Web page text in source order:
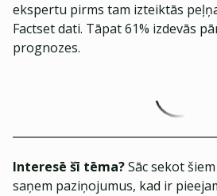
ekspertu pirms tam izteiktās
Factset dati. Tāpat 61% izdevās
prognozes.
Interesē šī tēma?Sāc sekot
saņem paziņojumus, kad ir